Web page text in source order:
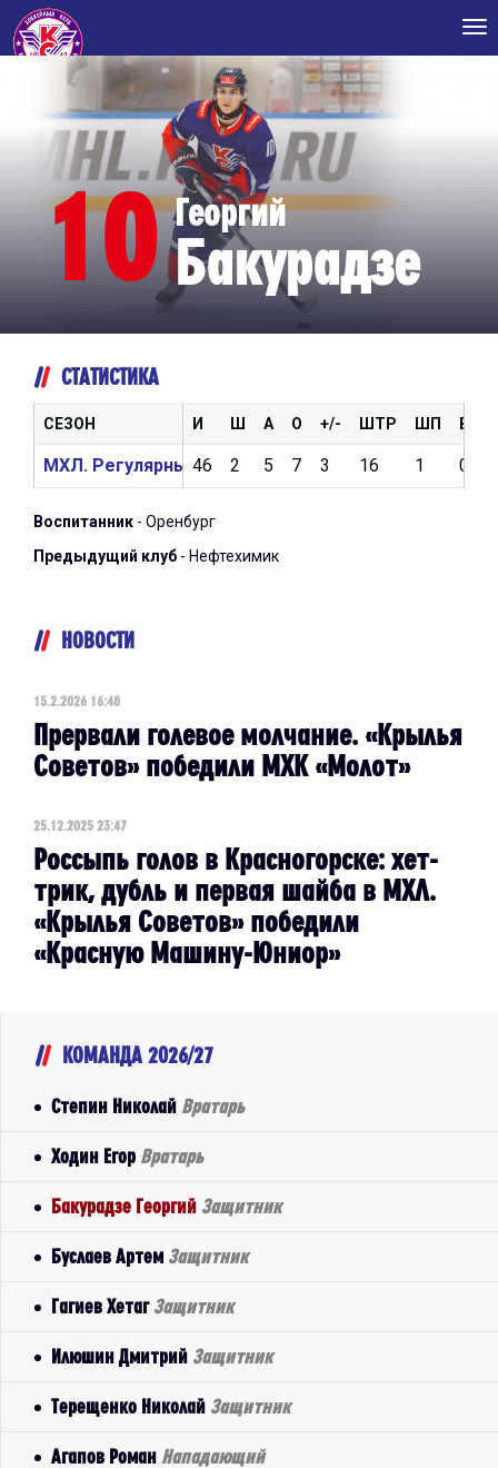
10 Георгий
Бакурадзе
СТАТИСТИКА
И Ш А О +/- ШТР ШП ВБР
46 2 5 7 3 16 1 0
СЕЗОН
МХЛ. Регулярный чемпионат 2025/2026
Воспитанник - Оренбург
Предыдущий клуб - Нефтехимик
НОВОСТИ
15.2.2026 16:48
Прервали голевое молчание. «Крылья
Советов» победили МХК «Молот»
25.12.2025 23:47
Россыпь голов в Красногорске: хет-
трик, дубль и первая шайба в МХЛ.
«Крылья Советов» победили
«Красную Машину-Юниор»
КОМАНДА 2026/27
Степин Николай Вратарь
Ходин Егор Вратарь
Бакурадзе Георгий Защитник
Буслаев Артем Защитник
Гагиев Хетаг Защитник
Илюшин Дмитрий Защитник
Терещенко Николай Защитник
Агапов Роман Нападающий